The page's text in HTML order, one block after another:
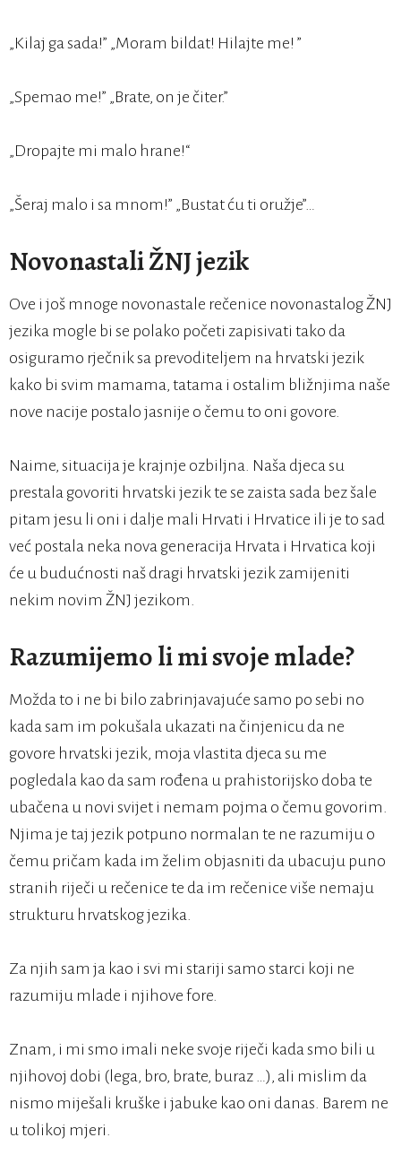
„Kilaj ga sada!” „Moram bildat! Hilajte me! ”
„Spemao me!” „Brate, on je čiter.”
„Dropajte mi malo hrane!“
„Šeraj malo i sa mnom!” „Bustat ću ti oružje”…
Novonastali ŽNJ jezik
Ove i još mnoge novonastale rečenice novonastalog ŽNJ
jezika mogle bi se polako početi zapisivati tako da
osiguramo rječnik sa prevoditeljem na hrvatski jezik
kako bi svim mamama, tatama i ostalim bližnjima naše
nove nacije postalo jasnije o čemu to oni govore.
Naime, situacija je krajnje ozbiljna. Naša djeca su
prestala govoriti hrvatski jezik te se zaista sada bez šale
pitam jesu li oni i dalje mali Hrvati i Hrvatice ili je to sad
već postala neka nova generacija Hrvata i Hrvatica koji
će u budućnosti naš dragi hrvatski jezik zamijeniti
nekim novim ŽNJ jezikom.
Razumijemo li mi svoje mlade?
Možda to i ne bi bilo zabrinjavajuće samo po sebi no
kada sam im pokušala ukazati na činjenicu da ne
govore hrvatski jezik, moja vlastita djeca su me
pogledala kao da sam rođena u prahistorijsko doba te
ubačena u novi svijet i nemam pojma o čemu govorim.
Njima je taj jezik potpuno normalan te ne razumiju o
čemu pričam kada im želim objasniti da ubacuju puno
stranih riječi u rečenice te da im rečenice više nemaju
strukturu hrvatskog jezika.
Za njih sam ja kao i svi mi stariji samo starci koji ne
razumiju mlade i njihove fore.
Znam, i mi smo imali neke svoje riječi kada smo bili u
njihovoj dobi (lega, bro, brate, buraz …), ali mislim da
nismo miješali kruške i jabuke kao oni danas. Barem ne
u tolikoj mjeri.